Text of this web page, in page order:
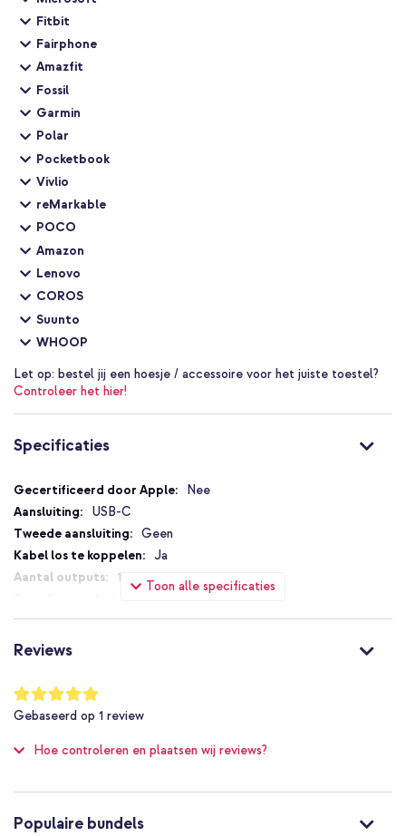
Fitbit
Fairphone
Amazfit
Fossil
Garmin
Polar
Pocketbook
Vivlio
reMarkable
POCO
Amazon
Lenovo
COROS
Suunto
WHOOP
Let op: bestel jij een hoesje / accessoire voor het juiste toestel?
Controleer het hier!
Specificaties
Toon alle specificaties
Specificaties
Nee
USB-C
Geen
Ja
1
45 W
745883908240
WCA013KQWH
Wit
Reviews
Waardering:
100
%
of
Gebaseerd op 1 review
Hoe controleren en plaatsen wij reviews?
Populaire bundels